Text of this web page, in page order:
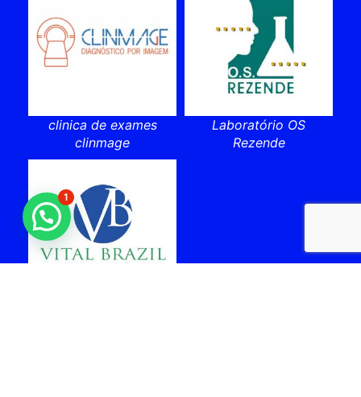
clinica de exames
clinmage
Laboratório OS
Rezende
1